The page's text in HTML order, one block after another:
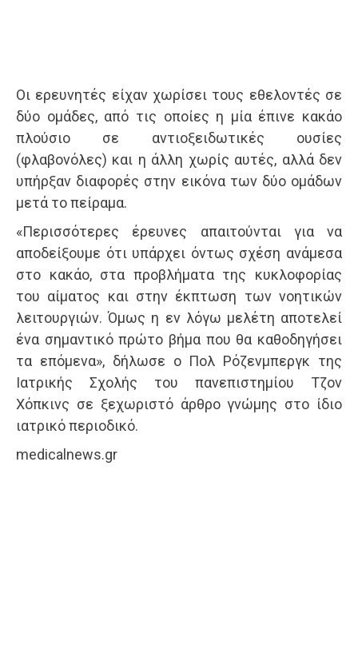
Οι ερευνητές είχαν χωρίσει τους εθελοντές σε
δύο ομάδες, από τις οποίες η μία έπινε κακάο
πλούσιο σε αντιοξειδωτικές ουσίες
(φλαβονόλες) και η άλλη χωρίς αυτές, αλλά δεν
υπήρξαν διαφορές στην εικόνα των δύο ομάδων
μετά το πείραμα.
«Περισσότερες έρευνες απαιτούνται για να
αποδείξουμε ότι υπάρχει όντως σχέση ανάμεσα
στο κακάο, στα προβλήματα της κυκλοφορίας
του αίματος και στην έκπτωση των νοητικών
λειτουργιών. Όμως η εν λόγω μελέτη αποτελεί
ένα σημαντικό πρώτο βήμα που θα καθοδηγήσει
τα επόμενα», δήλωσε ο Πολ Ρόζενμπεργκ της
Ιατρικής Σχολής του πανεπιστημίου Τζον
Χόπκινς σε ξεχωριστό άρθρο γνώμης στο ίδιο
ιατρικό περιοδικό.
medicalnews.gr